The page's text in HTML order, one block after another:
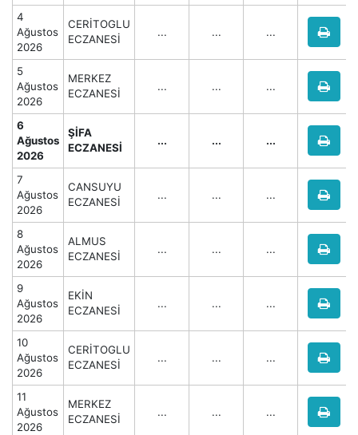
4
Ağustos
2026
CERİTOGLU
ECZANESİ
... ... ...
5
Ağustos
2026
MERKEZ
ECZANESİ
... ... ...
6
Ağustos
2026
ŞİFA
ECZANESİ
... ... ...
7
Ağustos
2026
CANSUYU
ECZANESİ
... ... ...
8
Ağustos
2026
ALMUS
ECZANESİ
... ... ...
9
Ağustos
2026
EKİN
ECZANESİ
... ... ...
10
Ağustos
2026
CERİTOGLU
ECZANESİ
... ... ...
11
Ağustos
2026
MERKEZ
ECZANESİ
... ... ...